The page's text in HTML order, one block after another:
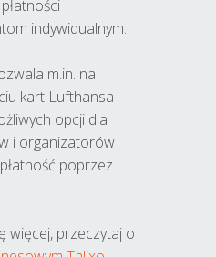
indywidualnym.
m.in. na
kart Lufthansa
opcji dla
i organizatorów
poprzez
więcej, przeczytaj o